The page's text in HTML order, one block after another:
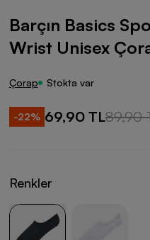
Sportswear Short Wrist
Barçın Basics
Wrist Unisex
Çorap Stokta var
-22% 69,90 TL89,90
Renkler